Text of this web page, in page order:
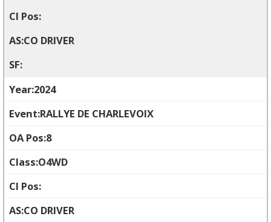
CO DRIVER
2024
RALLYE DE CHARLEVOIX
8
O4WD
CO DRIVER